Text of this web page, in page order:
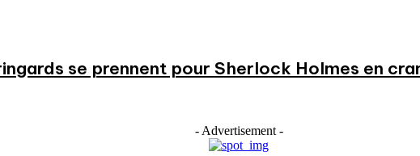
se prennent pour Sherlock Holmes en
- Advertisement -